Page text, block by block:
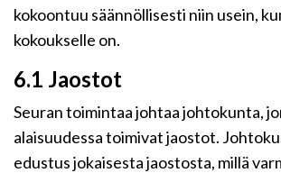
kokoontuu säännöllisesti niin usein,
kokoukselle on.
6.1 Jaostot
Seuran toimintaa johtaa johtokunta,
alaisuudessa toimivat jaostot.
edustus jokaisesta jaostosta, millä